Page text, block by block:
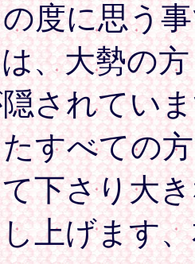
度に思う
、大勢の
されてい
すべての
下さり大
上げます